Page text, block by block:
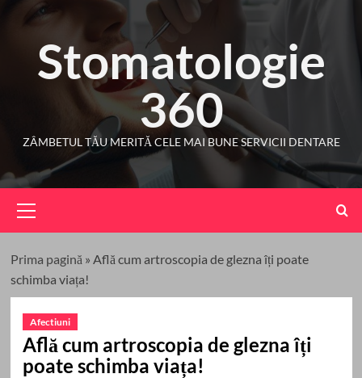
contentStomatologie
360
ZÂMBETUL TĂU MERITĂ CELE MAI BUNE SERVICII DENTARE
Menu
Prima pagină » Află cum artroscopia de glezna îți poate
schimba viața!
Afectiuni
Află cum artroscopia de glezna îți
poate schimba viața!